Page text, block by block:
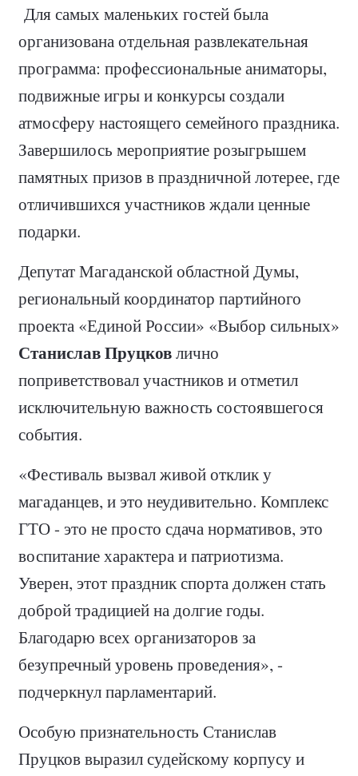
Для самых маленьких гостей была
организована отдельная развлекательная
программа: профессиональные аниматоры,
подвижные игры и конкурсы создали
атмосферу настоящего семейного праздника.
Завершилось мероприятие розыгрышем
памятных призов в праздничной лотерее, где
отличившихся участников ждали ценные
подарки.
Депутат Магаданской областной Думы,
региональный координатор партийного
проекта «Единой России» «Выбор сильных»
Станислав Пруцковлично
поприветствовал участников и отметил
исключительную важность состоявшегося
события.
«Фестиваль вызвал живой отклик у
магаданцев, и это неудивительно. Комплекс
ГТО - это не просто сдача нормативов, это
воспитание характера и патриотизма.
Уверен, этот праздник спорта должен стать
доброй традицией на долгие годы.
Благодарю всех организаторов за
безупречный уровень проведения», -
подчеркнул парламентарий.
Особую признательность Станислав
Пруцков выразил судейскому корпусу и